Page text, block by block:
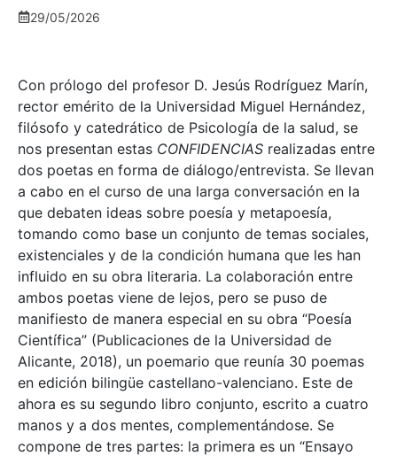
29/05/2026
Con prólogo del profesor D. Jesús Rodríguez Marín,
rector emérito de la Universidad Miguel Hernández,
filósofo y catedrático de Psicología de la salud, se
nos presentan estas CONFIDENCIAS realizadas entre
dos poetas en forma de diálogo/entrevista. Se llevan
a cabo en el curso de una larga conversación en la
que debaten ideas sobre poesía y metapoesía,
tomando como base un conjunto de temas sociales,
existenciales y de la condición humana que les han
influido en su obra literaria. La colaboración entre
ambos poetas viene de lejos, pero se puso de
manifiesto de manera especial en su obra “Poesía
Científica” (Publicaciones de la Universidad de
Alicante, 2018), un poemario que reunía 30 poemas
en edición bilingüe castellano-valenciano. Este de
ahora es su segundo libro conjunto, escrito a cuatro
manos y a dos mentes, complementándose. Se
compone de tres partes: la primera es un “Ensayo